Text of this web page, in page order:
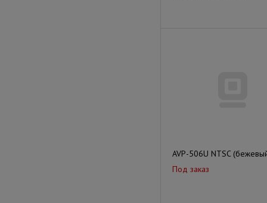
AVP-506U NTSC
Под заказ